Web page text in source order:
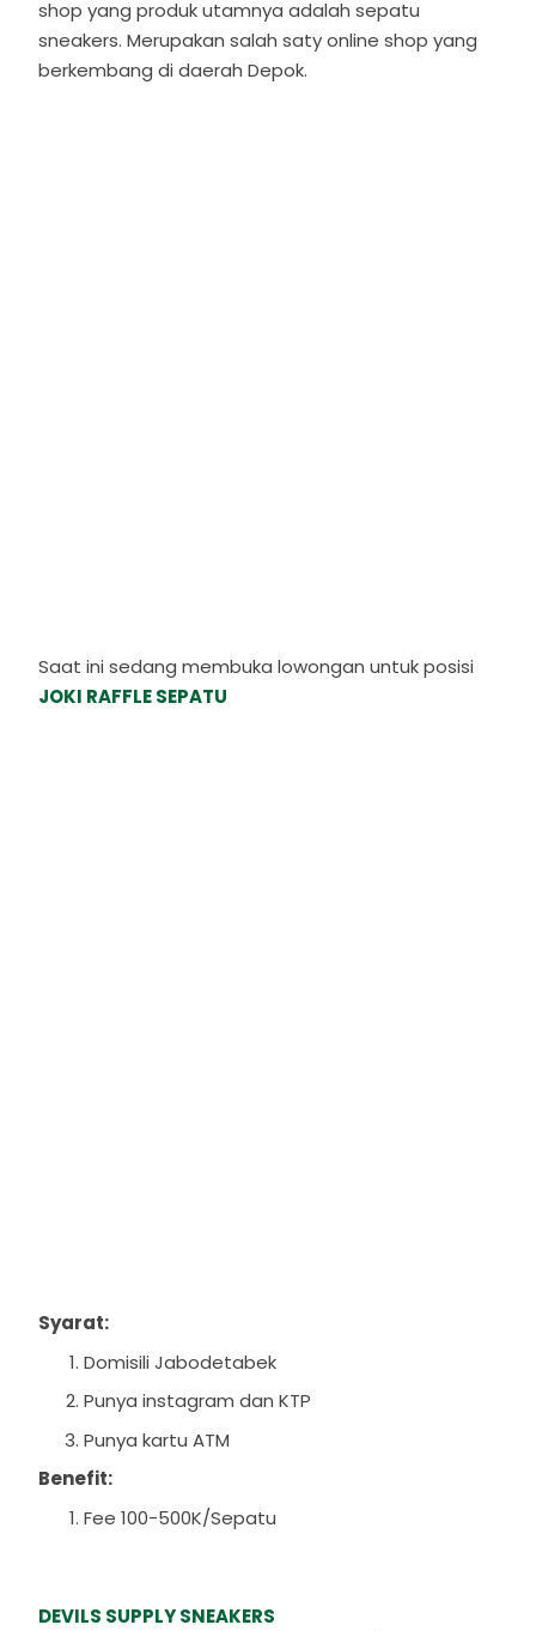
shop yang produk utamnya adalah sepatu
sneakers. Merupakan salah saty online shop yang
berkembang di daerah Depok.
Saat ini sedang membuka lowongan untuk posisi
JOKI RAFFLE SEPATU
Syarat:
Domisili Jabodetabek
Punya instagram dan KTP
Punya kartu ATM
Benefit:
Fee 100-500K/Sepatu
DEVILS SUPPLY SNEAKERS